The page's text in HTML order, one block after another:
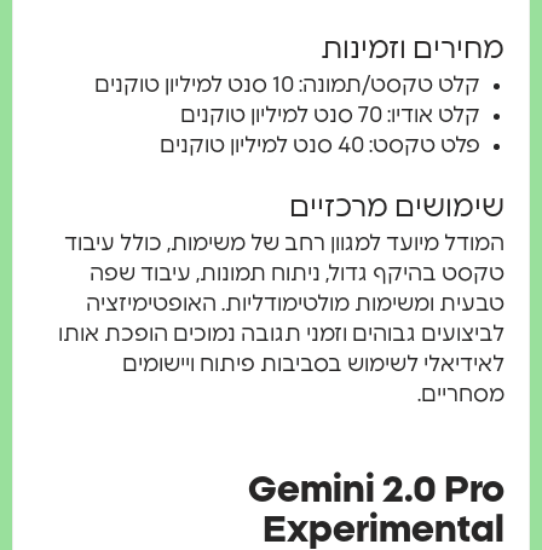
מחירים וזמינות
קלט טקסט/תמונה: 10 סנט למיליון טוקנים
קלט אודיו: 70 סנט למיליון טוקנים
פלט טקסט: 40 סנט למיליון טוקנים
שימושים מרכזיים
המודל מיועד למגוון רחב של משימות, כולל עיבוד
טקסט בהיקף גדול, ניתוח תמונות, עיבוד שפה
טבעית ומשימות מולטימודליות. האופטימיזציה
לביצועים גבוהים וזמני תגובה נמוכים הופכת אותו
לאידיאלי לשימוש בסביבות פיתוח ויישומים
מסחריים.
Gemini 2.0 Pro
Experimental